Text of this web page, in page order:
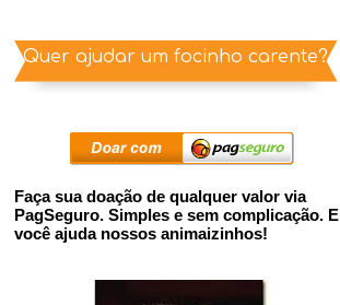
Quer ajudar um focinho carente?
Faça sua doação de qualquer valor via
PagSeguro. Simples e sem complicação. E
você ajuda nossos animaizinhos!